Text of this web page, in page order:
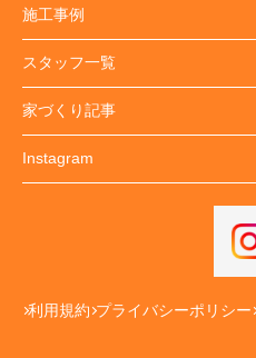
施工事例
スタッフ一覧
家づくり記事
Instagram
利用規約 プライバシーポリシー